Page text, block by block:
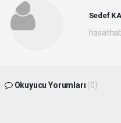
Sedef
Okuyucu Yorumları (0)